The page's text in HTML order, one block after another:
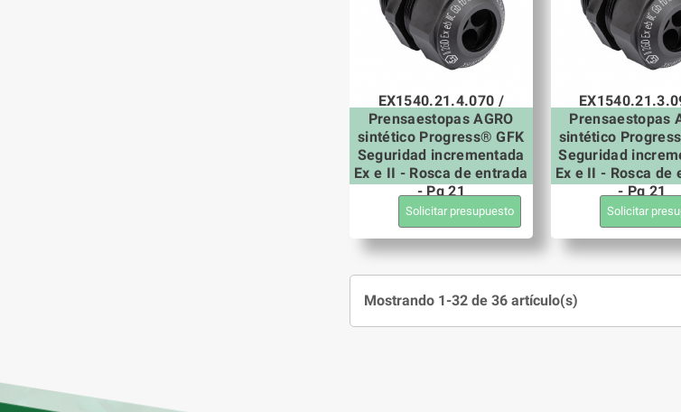
EX1540.21.4.070 /
Prensaestopas AGRO
sintético Progress® GFK
Seguridad incrementada
Ex e II - Rosca de entrada
- Pg 21
Solicitar presupuesto
Prensaestopas
sintético
Seguridad
Ex e II - Rosca de
- Pg 21
Solicitar
Mostrando 1-32 de 36 artículo(s)